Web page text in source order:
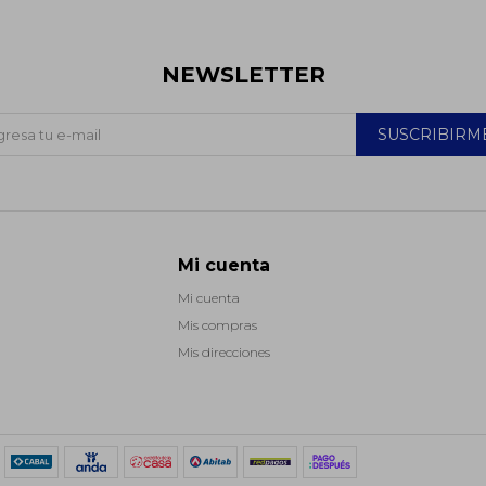
Mi cuenta
Mi cuenta
Mis compras
Mis direcciones
NEWSLETTER